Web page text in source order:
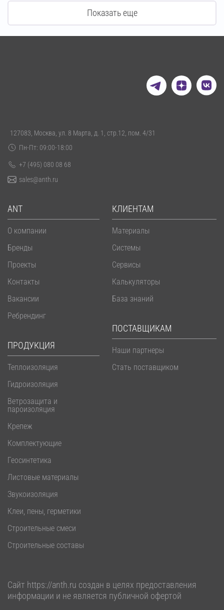
Показать еще
ANT
О компании
Бренды
Проекты
Контакты
Вакансии
Ребрендинг
ПРОДУКЦИЯ
Теплоизоляция
Гидроизоляция
Ветрозащита и
пароизоляция
Крепеж
Комплектующие
Геосинтетика
Листовые материалы
Звукоизоляция
Клеи, пены, герметики
Строительные смеси
Строительные составы
КЛИЕНТАМ
Материалы
Системы
Сервисы
Калькуляторы
База знаний
ПОСТАВЩИКАМ
Наши партнеры
Стать поставщиком
127083, Москва, ул. 8 Марта, д. 1, стр.12, пом. 4/31
Пн-Пт: 09:00-18:00
+7 (495) 080 08 68
sales@anth.ru
Сайт https://anth.ru создан в целях предоставления
информации и не является публичной офертой